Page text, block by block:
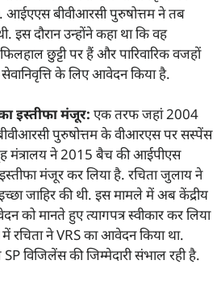
आईएएस बीवीआरसी पुरुषोत्तम ने तब
इस दौरान उन्होंने कहा था कि वह
छुट्टी पर हैं और पारिवारिक वजहों
के लिए आवेदन किया है.
इस्तीफा मंजूर: एक तरफ जहां 2004
पुरुषोत्तम के वीआरएस पर सस्पेंस
मंत्रालय ने 2015 बैच की आईपीएस
मंजूर कर लिया है. रचिता जुलाय ने
जाहिर की थी. इस मामले में अब केंद्रीय
को मानते हुए त्यागपत्र स्वीकार कर लिया
रचिता ने VRS का आवेदन किया था.
विजिलेंस की जिम्मेदारी संभाल रही है.